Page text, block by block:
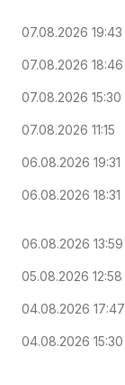
07.08.2026 19:43
07.08.2026 18:46
07.08.2026 15:30
07.08.2026 11:15
06.08.2026 19:31
06.08.2026 18:31
06.08.2026 13:59
05.08.2026 12:58
04.08.2026 17:47
04.08.2026 15:30